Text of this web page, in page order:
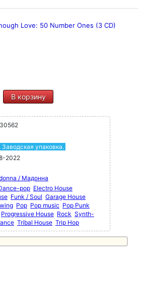
Love: 50 Number Ones (3 CD)
В корзину
Заводская упаковка.
2022
/ Мадонна
pop Electro House
Funk / Soul Garage House
Pop Pop music Pop Punk
Progressive House Rock Synth-
Tribal House Trip Hop